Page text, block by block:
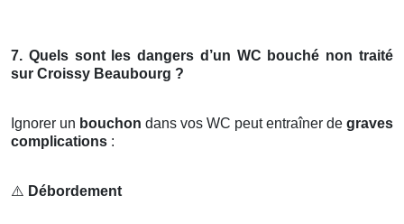
7. Quels sont les dangers d’un WC bouché non traité
sur Croissy Beaubourg ?
Ignorer un bouchon dans vos WC peut entraîner de graves
complications :
⚠️ Débordement